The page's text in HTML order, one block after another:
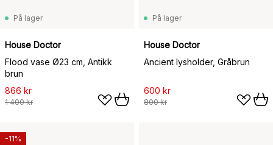
På lager
House Doctor
Flood vase Ø23 cm, Antikk
brun
866 kr
1 400 kr
På lager
House Doctor
Ancient lysholder, Gråbrun
600 kr
800 kr
-11%